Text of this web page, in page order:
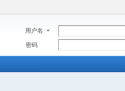
用户名
密码